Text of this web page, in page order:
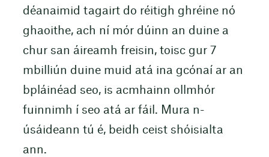
déanaimid tagairt do réitigh ghréine nó
ghaoithe, ach ní mór dúinn an duine a
chur san áireamh freisin, toisc gur 7
mbilliún duine muid atá ina gcónaí ar an
bpláinéad seo, is acmhainn ollmhór
fuinnimh í seo atá ar fáil. Mura n-
úsáideann tú é, beidh ceist shóisialta
ann.